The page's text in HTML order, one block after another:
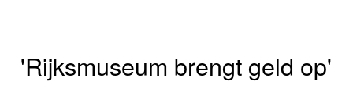
'Rijksmuseum brengt geld op'